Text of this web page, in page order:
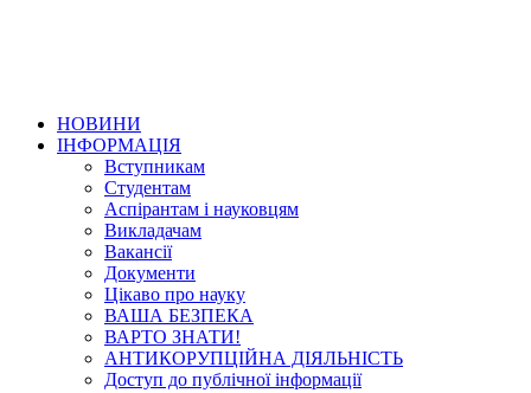
НОВИНИ
ІНФОРМАЦІЯ
Вступникам
Студентам
Аспірантам і науковцям
Викладачам
Вакансії
Документи
Цікаво про науку
ВАША БЕЗПЕКА
ВАРТО ЗНАТИ!
АНТИКОРУПЦІЙНА ДІЯЛЬНІСТЬ
Доступ до публічної інформації